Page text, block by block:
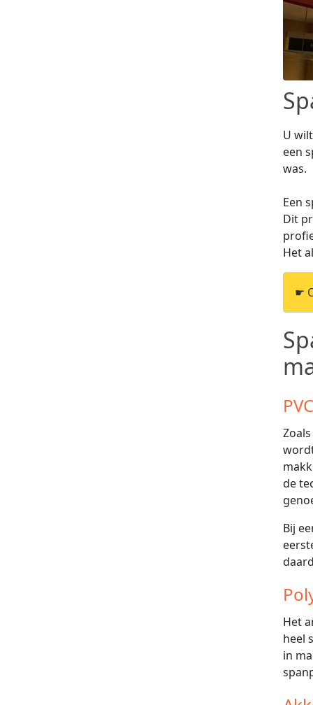
U
een
was.
Een
Dit
Het
☛
de
Bij
Het
heel
in